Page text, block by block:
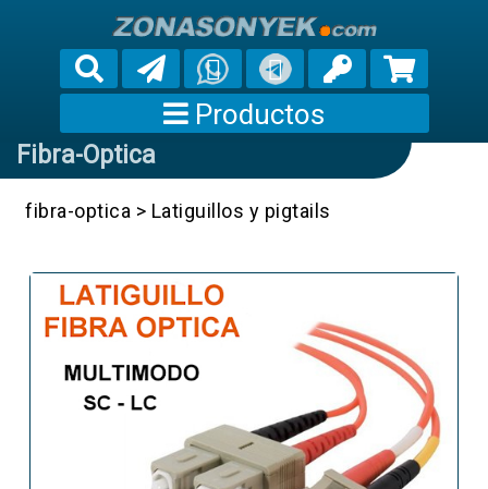
Productos
Fibra-Optica
fibra-optica > Latiguillos y pigtails